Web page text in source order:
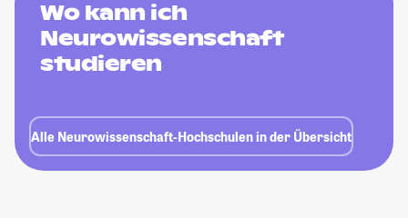
Wo kann ich
Neurowissenschaft
studieren
Alle Neurowissenschaft-Hochschulen in der Übersicht